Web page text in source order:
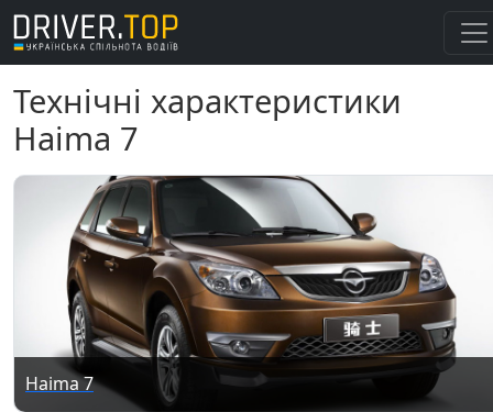
Технічні характеристики
Haima 7
Haima 7